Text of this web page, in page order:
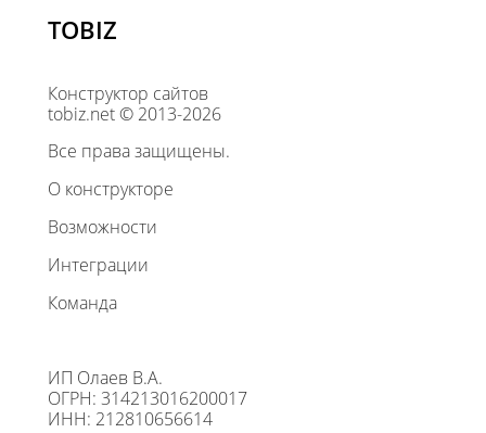
TOBIZ
Конструктор сайтов
tobiz.net © 2013-2026
Все права защищены.
О конструкторе
Возможности
Интеграции
Команда
ИП Олаев В.А.
ОГРН: 314213016200017
ИНН: 212810656614